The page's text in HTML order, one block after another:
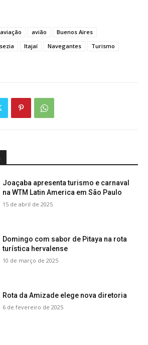
aviação avião
Buenos Aires
Itajaí Navegantes
Turismo
Joaçaba apresenta turismo e carnaval
na WTM Latin America em São Paulo
15 de abril de 2025
Domingo com sabor de Pitaya na rota
turística hervalense
10 de março de 2025
Rota da Amizade elege nova diretoria
6 de fevereiro de 2025